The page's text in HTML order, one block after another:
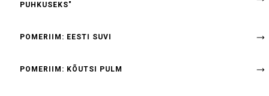
PUHKUSEKS"
POMERIIM: EESTI SUVI
POMERIIM: KÕUTSI PULM